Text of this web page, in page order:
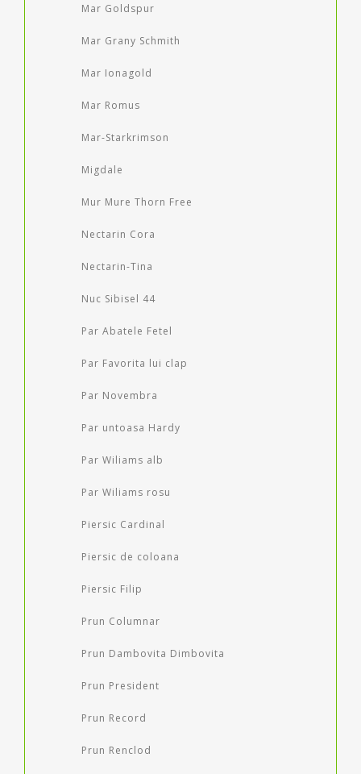
Mar Goldspur
Mar Grany Schmith
Mar Ionagold
Mar Romus
Mar-Starkrimson
Migdale
Mur Mure Thorn Free
Nectarin Cora
Nectarin-Tina
Nuc Sibisel 44
Par Abatele Fetel
Par Favorita lui clap
Par Novembra
Par untoasa Hardy
Par Wiliams alb
Par Wiliams rosu
Piersic Cardinal
Piersic de coloana
Piersic Filip
Prun Columnar
Prun Dambovita Dimbovita
Prun President
Prun Record
Prun Renclod